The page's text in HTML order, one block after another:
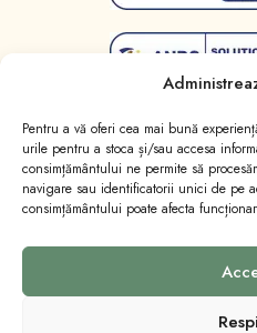
Pentru a vă oferi cea mai bună
urile pentru a stoca și/sau accesa
consimțământului ne permite să
navigare sau identificatorii unici de pe
consimțământului poate afecta
Toate drepturile sunt
Website realizat de